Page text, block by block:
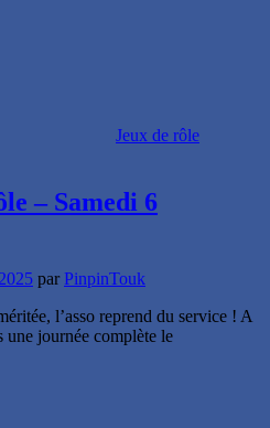
Jeux de rôle
– Samedi 6
par PinpinTouk
l’asso reprend du service ! A
une journée complète le